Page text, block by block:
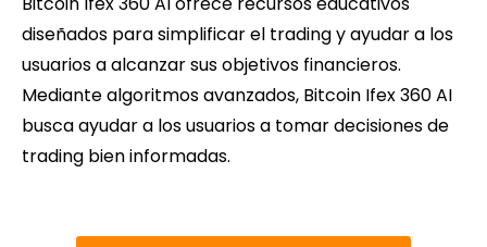
diseñados para simplificar el trading y ayudar a los
usuarios a alcanzar sus objetivos financieros.
Mediante algoritmos avanzados, Bitcoin Ifex 360 AI
busca ayudar a los usuarios a tomar decisiones de
trading bien informadas.